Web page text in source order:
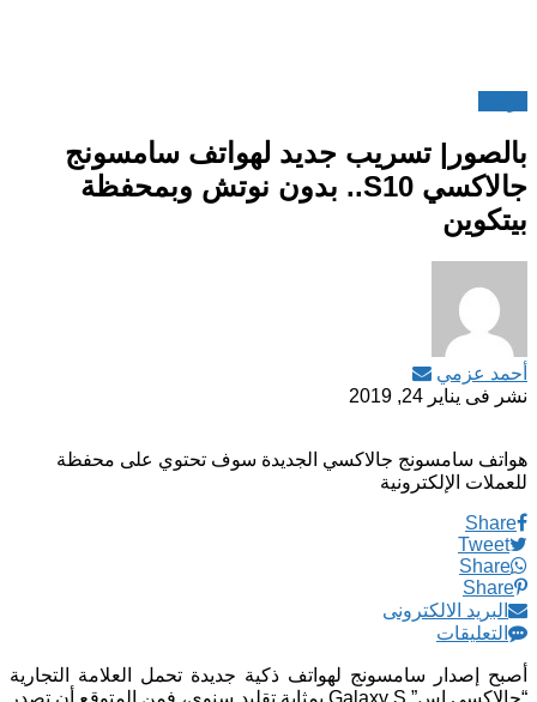
بالصور| تسريب جديد لهواتف سامسونج
جالاكسي S10.. بدون نوتش وبمحفظة
بيتكوين
أحمد عزمي
نشر فى يناير 24, 2019
هواتف سامسونج جالاكسي الجديدة سوف تحتوي على محفظة
للعملات الإلكترونية
Share
Tweet
Share
Share
البريد الالكترونى
التعليقات
أصبح إصدار سامسونج لهواتف ذكية جديدة تحمل العلامة التجارية
“جالاكسي إس” Galaxy S بمثابة تقليد سنوي، فمن المتوقع أن تصدر